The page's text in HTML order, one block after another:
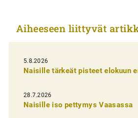
k
e
l
i
e
n
Aiheeseen liittyvät
5.8.2026
Naisille tärkeät pisteet elokuun
28.7.2026
Naisille iso pettymys Vaasassa